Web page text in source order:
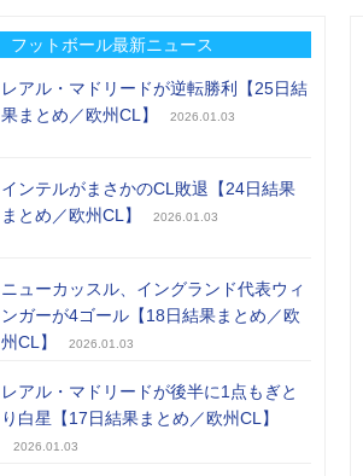
フットボール最新ニュース
レアル・マドリードが逆転勝利【25日結
果まとめ／欧州CL】
2026.01.03
インテルがまさかのCL敗退【24日結果
まとめ／欧州CL】
2026.01.03
ニューカッスル、イングランド代表ウィ
ンガーが4ゴール【18日結果まとめ／欧
州CL】
2026.01.03
レアル・マドリードが後半に1点もぎと
り白星【17日結果まとめ／欧州CL】
2026.01.03